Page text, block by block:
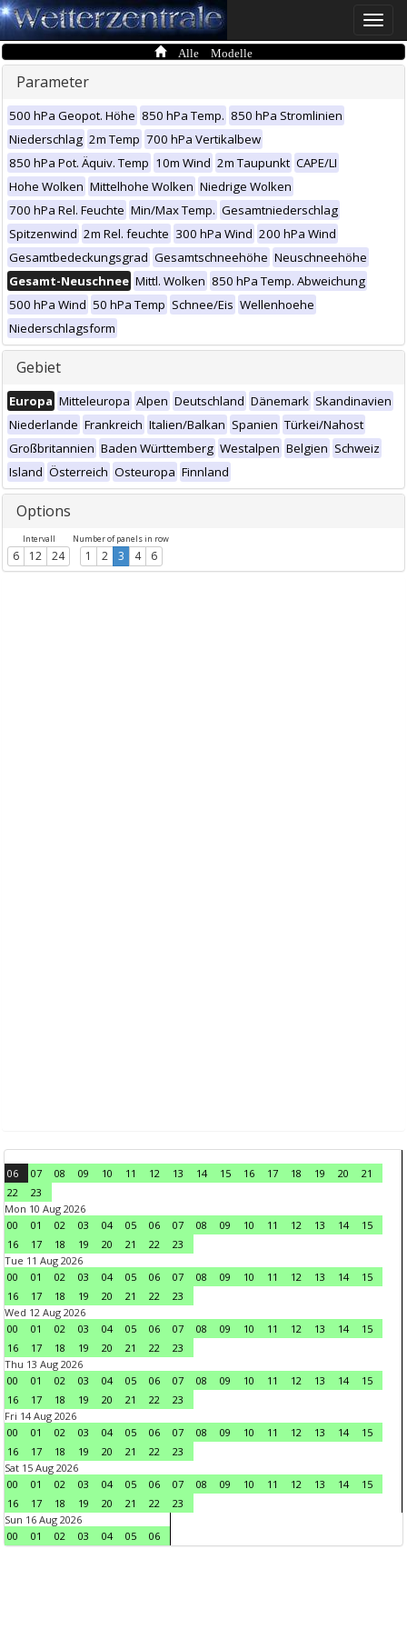
Toggle
Alle Modelle
Parameter
500 hPa Geopot. Höhe 850 hPa Temp. 850 hPa Stromlinien
Niederschlag 2m Temp 700 hPa Vertikalbew
850 hPa Pot. Äquiv. Temp 10m Wind 2m Taupunkt CAPE/LI
Hohe Wolken Mittelhohe Wolken Niedrige Wolken
700 hPa Rel. Feuchte Min/Max Temp. Gesamtniederschlag
Spitzenwind 2m Rel. feuchte 300 hPa Wind 200 hPa Wind
Gesamtbedeckungsgrad Gesamtschneehöhe Neuschneehöhe
Gesamt-Neuschnee Mittl. Wolken 850 hPa Temp. Abweichung
500 hPa Wind 50 hPa Temp Schnee/Eis Wellenhoehe
Niederschlagsform
Gebiet
Europa Mitteleuropa Alpen Deutschland Dänemark Skandinavien
Niederlande Frankreich Italien/Balkan Spanien Türkei/Nahost
Großbritannien Baden Württemberg Westalpen Belgien Schweiz
Island Österreich Osteuropa Finnland
Options
Intervall
6 12 24
Number of panels in row
1 2 3 4 6
06 07 08 09 10 11 12 13 14 15 16 17 18 19 20
21
22
23
Mon 10 Aug 2026
00
01 02 03 04 05 06 07 08 09 10 11 12 13 14
15
16
17 18 19 20 21 22
23
Tue 11 Aug 2026
00
01 02 03 04 05 06 07 08 09 10 11 12 13 14
15
16
17 18 19 20 21 22
23
Wed 12 Aug 2026
00
01 02 03 04 05 06 07 08 09 10 11 12 13 14
15
16
17 18 19 20 21 22
23
Thu 13 Aug 2026
00
01 02 03 04 05 06 07 08 09 10 11 12 13 14
15
16
17 18 19 20 21 22
23
Fri 14 Aug 2026
00
01 02 03 04 05 06 07 08 09 10 11 12 13 14
15
16
17 18 19 20 21 22
23
Sat 15 Aug 2026
00
01 02 03 04 05 06 07 08 09 10 11 12 13 14
15
16
17 18 19 20 21 22
23
Sun 16 Aug 2026
00
01 02 03 04 05 06